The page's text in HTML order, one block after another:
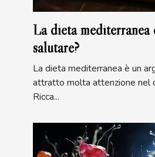
La dieta mediterranea
salutare?
La dieta mediterranea è un
attratto molta attenzione nel
Ricca...